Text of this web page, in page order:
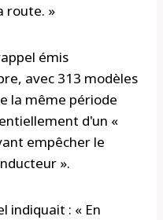
route. »
émis
avec 313 modèles
la même période
d'un «
empêcher le
».
indiquait : « En